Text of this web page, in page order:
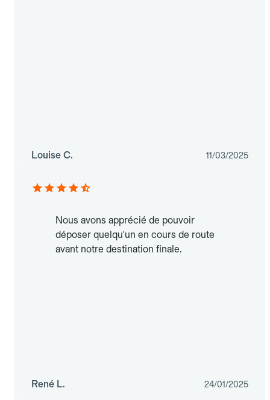
Louise C. 11/03/2025
Nous avons apprécié de pouvoir
déposer quelqu'un en cours de route
avant notre destination finale.
René L. 24/01/2025